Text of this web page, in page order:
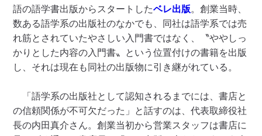
語の語学書出版からスタートしたベレ出版。創業当時、
数ある語学系の出版社のなかでも、同社は語学系では売
れ筋とされていたやさしい入門書ではなく、〝ややしっ
かりとした内容の入門書〟という位置付けの書籍を出版
し、それは現在も同社の出版物に引き継がれている。
「語学系の出版社として認知されるまでには、書店と
の信頼関係が不可欠だった」と話すのは、代表取締役社
長の内田真介さん。創業当初から営業スタッフは書店に